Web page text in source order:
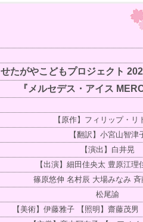
せたがやこどもプロジェクト
『メルセデス・アイス
【原作】フィリップ・リ
【翻訳】小宮山智津
【演出】白井晃
【出演】細田佳央太 豊原江理
篠原悠伸 名村辰 大場みなみ
松尾諭
【美術】伊藤雅子 【照明】齋藤茂男